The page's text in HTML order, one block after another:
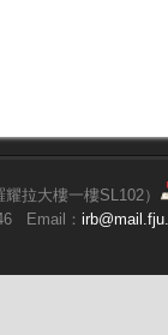
拉大樓一樓SL102）
Email：